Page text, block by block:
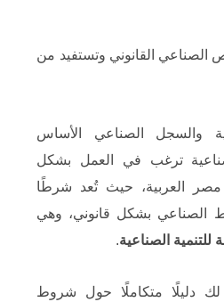
القانوني وتستفيد من
والسجل الصناعي الأساس
ترغب في العمل بشكل
العربية، حيث تُعد شرطًا
الصناعي بشكل قانوني، وهي
للتنمية الصناعية.
دليلًا متكاملًا حول شروط